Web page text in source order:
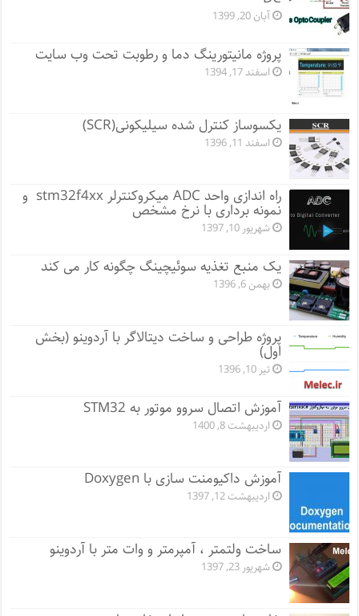
آبان 20, 1399
پروژه مانيتورينگ دما و رطوبت تحت وب سایت
اسفند 17, 1394
یکسوساز کنترل شده سیلیکونی(SCR)
اسفند 11, 1396
راه اندازی واحد ADC میکروکنترلر stm32f4xx و
نمونه برداری با نرخ مشخص
شهریور 10, 1397
یک منبع تغذیه سوئیچینگ چگونه کار می کند
بهمن 6, 1396
پروژه طراحی و ساخت دیتالاگر با آردوینو (بخش
اول)
تیر 10, 1396
آموزش اتصال سروو موتور به STM32
اردیبهشت 8, 1400
آموزش داکیومنت سازی با Doxygen
اردیبهشت 12, 1397
ساخت ولتمتر ، آمپرمتر و وات متر با آردوینو
شهریور 23, 1397